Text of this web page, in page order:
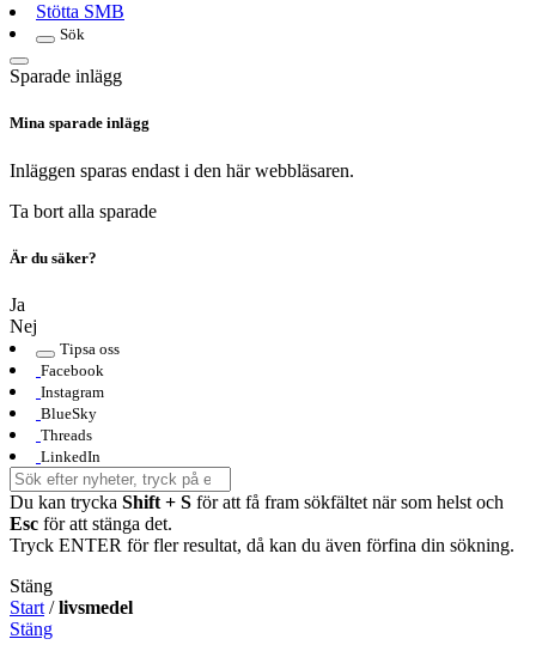
Stötta SMB
Sök
Sparade inlägg
Mina sparade inlägg
Inläggen sparas endast i den här webbläsaren.
Ta bort alla sparade
Är du säker?
Ja
Nej
Tipsa oss
Facebook
Instagram
BlueSky
Threads
LinkedIn
Du kan trycka Shift + S för att få fram sökfältet när som helst och
Esc för att stänga det.
Tryck ENTER för fler resultat, då kan du även förfina din sökning.
Stäng
Start /livsmedel
Stäng